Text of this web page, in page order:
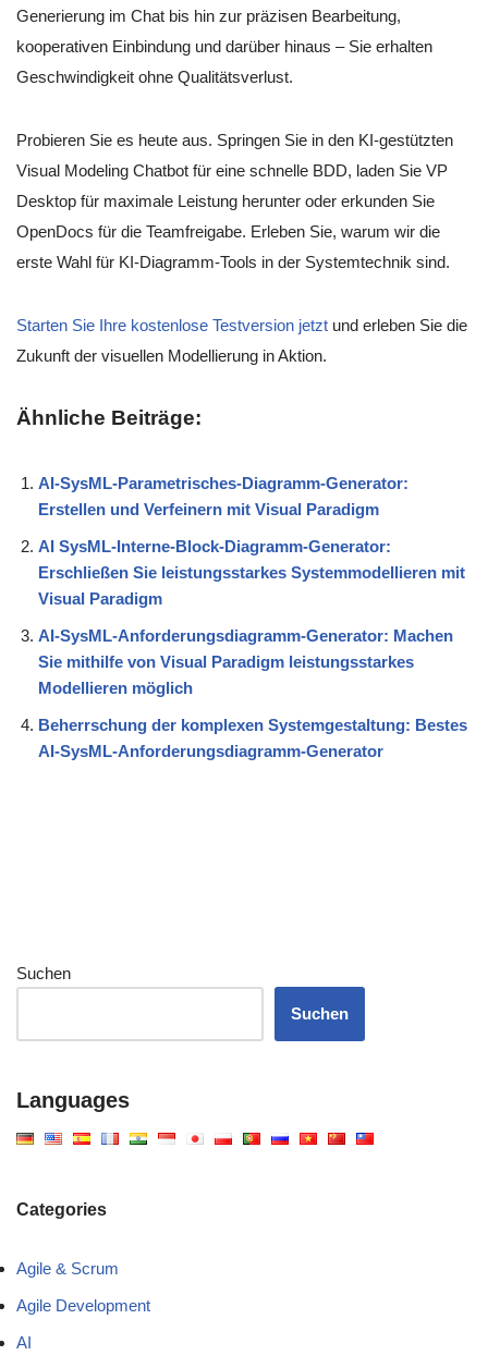
Generierung im Chat bis hin zur präzisen Bearbeitung,
kooperativen Einbindung und darüber hinaus – Sie erhalten
Geschwindigkeit ohne Qualitätsverlust.
Probieren Sie es heute aus. Springen Sie in den KI-gestützten
Visual Modeling Chatbot für eine schnelle BDD, laden Sie VP
Desktop für maximale Leistung herunter oder erkunden Sie
OpenDocs für die Teamfreigabe. Erleben Sie, warum wir die
erste Wahl für KI-Diagramm-Tools in der Systemtechnik sind.
Starten Sie Ihre kostenlose Testversion jetzt und erleben Sie die
Zukunft der visuellen Modellierung in Aktion.
Ähnliche Beiträge:
AI-SysML-Parametrisches-Diagramm-Generator:
Erstellen und Verfeinern mit Visual Paradigm
AI SysML-Interne-Block-Diagramm-Generator:
Erschließen Sie leistungsstarkes Systemmodellieren mit
Visual Paradigm
AI-SysML-Anforderungsdiagramm-Generator: Machen
Sie mithilfe von Visual Paradigm leistungsstarkes
Modellieren möglich
Beherrschung der komplexen Systemgestaltung: Bestes
AI-SysML-Anforderungsdiagramm-Generator
Suchen
Suchen
Languages
Categories
Agile & Scrum
Agile Development
AI